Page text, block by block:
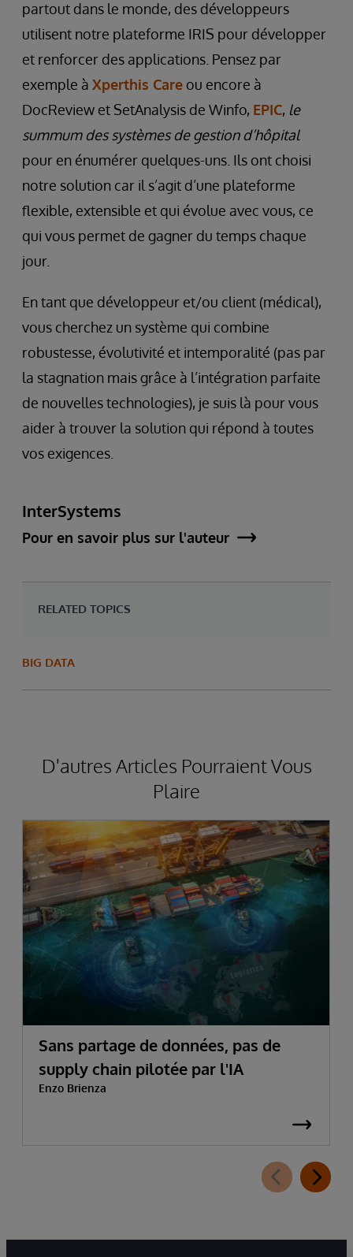
partout dans le monde, des développeurs
utilisent notre plateforme IRIS pour développer
et renforcer des applications. Pensez par
exemple à Xperthis Care ou encore à
DocReview et SetAnalysis de Winfo, EPIC, le
summum des systèmes de gestion d’hôpital
pour en énumérer quelques-uns. Ils ont choisi
notre solution car il s’agit d’une plateforme
flexible, extensible et qui évolue avec vous, ce
qui vous permet de gagner du temps chaque
jour.
En tant que développeur et/ou client (médical),
vous cherchez un système qui combine
robustesse, évolutivité et intemporalité (pas par
la stagnation mais grâce à l’intégration parfaite
de nouvelles technologies), je suis là pour vous
aider à trouver la solution qui répond à toutes
vos exigences.
InterSystems
Pour en savoir plus sur l'auteur
RELATED TOPICS
BIG DATA
D'autres Articles Pourraient Vous
Plaire
Sans partage de données, pas de
supply chain pilotée par l'IA
Enzo Brienza